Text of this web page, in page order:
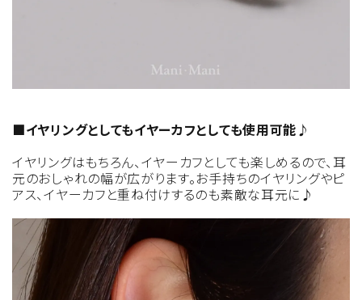
■イヤリングとしてもイヤーカフとしても使用可能♪
イヤリングはもちろん、イヤーカフとしても楽しめるので、耳
元のおしゃれの幅が広がります。お手持ちのイヤリングやピ
アス、イヤーカフと重ね付けするのも素敵な耳元に♪